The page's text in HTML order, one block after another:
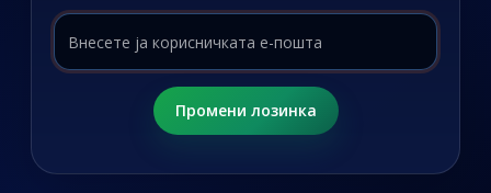
Промени лозинка